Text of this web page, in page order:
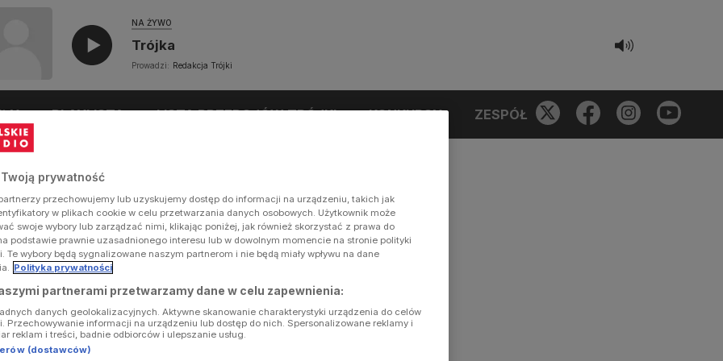
NA ŻYWO
Trójka
Prowadzi: Redakcja Trójki
PLAYLISTA LISTA PRZEBOJÓW TRÓJKI KONKURSY ZESPÓŁ
Twoją prywatność
przechowujemy lub uzyskujemy dostęp do informacji na urządzeniu, takich jak
w plikach cookie w celu przetwarzania danych osobowych. Użytkownik może
swoje wybory lub zarządzać nimi, klikając poniżej, jak również skorzystać z prawa do
podstawie prawnie uzasadnionego interesu lub w dowolnym momencie na stronie polityki
Te wybory będą sygnalizowane naszym partnerom i nie będą miały wpływu na dane
Polityka prywatności
partnerami przetwarzamy dane w celu zapewnienia:
danych geolokalizacyjnych. Aktywne skanowanie charakterystyki urządzenia do celów
Przechowywanie informacji na urządzeniu lub dostęp do nich. Spersonalizowane reklamy i
reklam i treści, badnie odbiorców i ulepszanie usług.
(dostawców)